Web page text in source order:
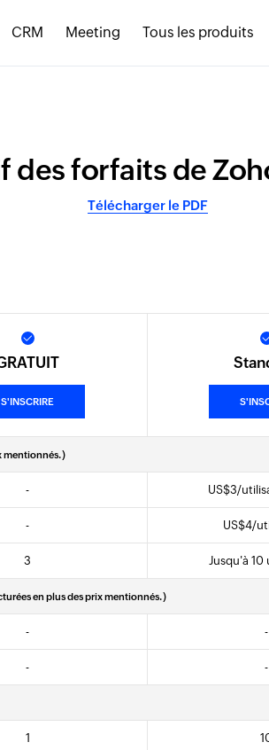
CRM Meeting Tous les produits
des forfaits de
Télécharger le PDF
S'INSCRIRE
mentionnés.)
- US$3/
- US$4/
3 Jusqu'à 10
en plus des prix mentionnés.)
- -
- -
1